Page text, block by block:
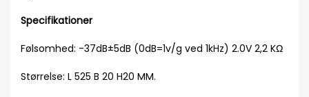
Specifikationer
Følsomhed: -37dB±5dB (0dB=1v/g ved 1kHz) 2.0V 2,2 KΩ
Størrelse: L 525 B 20 H20 MM.